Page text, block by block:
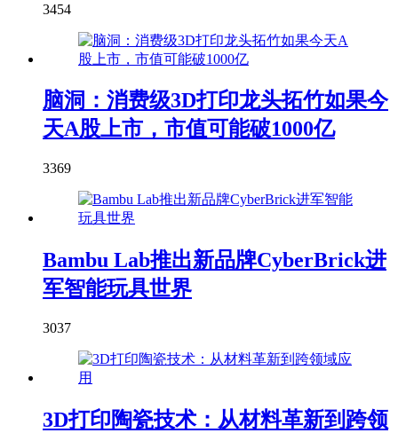
3454
脑洞：消费级3D打印龙头拓竹如果今
天A股上市，市值可能破1000亿
3369
Bambu Lab推出新品牌CyberBrick进
军智能玩具世界
3037
3D打印陶瓷技术：从材料革新到跨领